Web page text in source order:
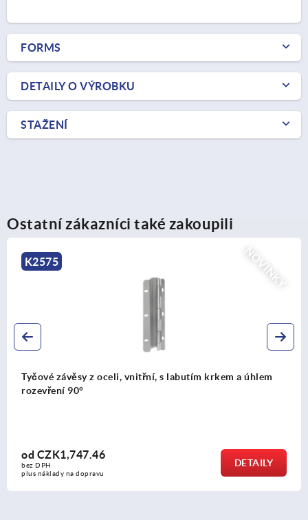
FORMS
DETAILY O VÝROBKU
STAŽENÍ
Ostatní zákazníci také zakoupili
NOVINKY
K2576
Ocelové tyčové závěsy, vnitřní, s labutím krkem a úhlem
rozevření 120°
odCZK2,004.57
bez DPH
plus náklady na dopravu
DETAILY